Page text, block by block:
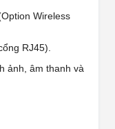
Wireless
RJ45).
ảnh, âm thanh và